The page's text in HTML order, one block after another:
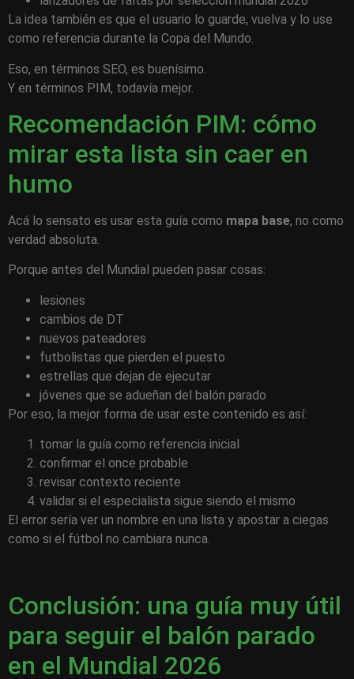
La idea también es que el usuario lo guarde, vuelva y lo use
como referencia durante la Copa del Mundo.
Eso, en términos SEO, es buenísimo.
Y en términos PIM, todavía mejor.
Recomendación PIM: cómo
mirar esta lista sin caer en
humo
Acá lo sensato es usar esta guía como mapa base, no como
verdad absoluta.
Porque antes del Mundial pueden pasar cosas:
lesiones
cambios de DT
nuevos pateadores
futbolistas que pierden el puesto
estrellas que dejan de ejecutar
jóvenes que se adueñan del balón parado
Por eso, la mejor forma de usar este contenido es así:
tomar la guía como referencia inicial
confirmar el once probable
revisar contexto reciente
validar si el especialista sigue siendo el mismo
El error sería ver un nombre en una lista y apostar a ciegas
como si el fútbol no cambiara nunca.
Conclusión: una guía muy útil
para seguir el balón parado
en el Mundial 2026